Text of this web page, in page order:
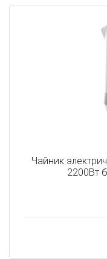
Чайник
2200Вт